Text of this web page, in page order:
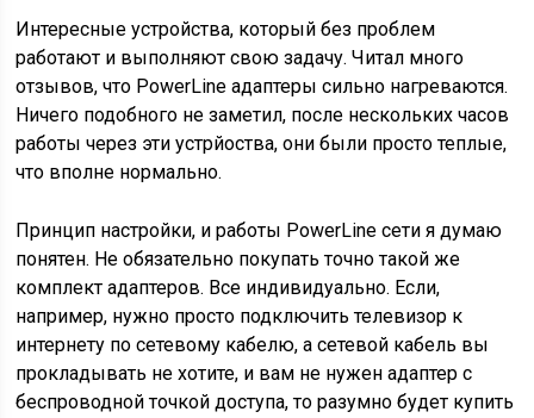
Интересные устройства, который без проблем
работают и выполняют свою задачу. Читал много
отзывов, что PowerLine адаптеры сильно нагреваются.
Ничего подобного не заметил, после нескольких часов
работы через эти устрйоства, они были просто теплые,
что вполне нормально.
Принцип настройки, и работы PowerLine сети я думаю
понятен. Не обязательно покупать точно такой же
комплект адаптеров. Все индивидуально. Если,
например, нужно просто подключить телевизор к
интернету по сетевому кабелю, а сетевой кабель вы
прокладывать не хотите, и вам не нужен адаптер с
беспроводной точкой доступа, то разумно будет купить